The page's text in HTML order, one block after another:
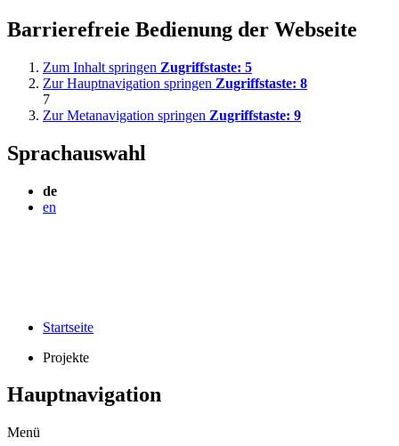
Barrierefreie Bedienung der Webseite
Zum Inhalt springen Zugriffstaste: 5
Zur Hauptnavigation springen Zugriffstaste: 8
7
Zur Metanavigation springen Zugriffstaste: 9
Sprachauswahl
de
en
Startseite
Projekte
Hauptnavigation
Menü